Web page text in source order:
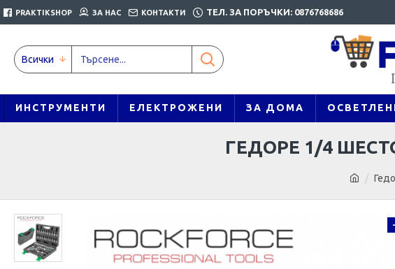
PRAKTIKSHOP ЗА НАС КОНТАКТИ ТЕЛ. ЗА ПОРЪЧКИ: 0876768686
Всички
ИНСТРУМЕНТИ ЕЛЕКТРОЖЕНИ ЗА ДОМА
ГЕДОРЕ 1/4